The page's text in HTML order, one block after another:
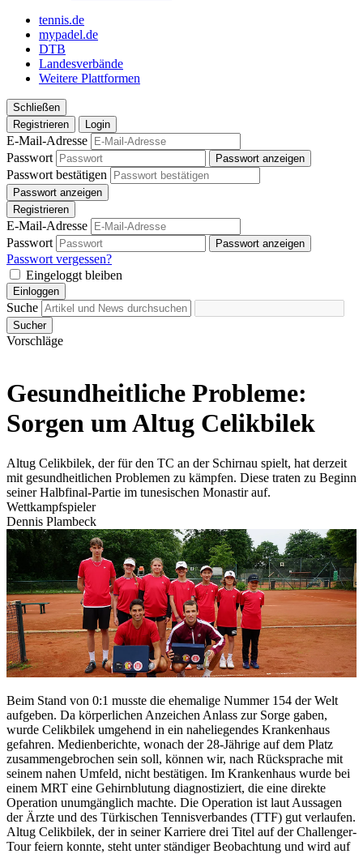
tennis.de
mypadel.de
DTB
Landesverbände
Weitere Plattformen
Schließen
Registrieren
Login
E-Mail-Adresse
Passwort
Passwort anzeigen
Passwort bestätigen
Passwort anzeigen
Registrieren
E-Mail-Adresse
Passwort
Passwort anzeigen
Passwort vergessen?
Eingeloggt bleiben
Einloggen
Suche
Sucher
Vorschläge
Gesundheitliche Probleme:
Sorgen um Altug Celikbilek
Altug Celikbilek, der für den TC an der Schirnau spielt, hat derzeit
mit gesundheitlichen Problemen zu kämpfen. Diese traten zu Beginn
seiner Halbfinal-Partie im tunesischen Monastir auf.
Wettkampfspieler
Dennis Plambeck
Beim Stand von 0:1 musste die ehemalige Nummer 154 der Welt
aufgeben. Da körperlichen Anzeichen Anlass zur Sorge gaben,
wurde Celikbilek umgehend in ein naheliegendes Krankenhaus
gefahren. Medienberichte, wonach der 28-Jährige auf dem Platz
zusammengebrochen sein soll, können wir, nach Rücksprache mit
seinem nahen Umfeld, nicht bestätigen. Im Krankenhaus wurde bei
einem MRT eine Gehirnblutung diagnostiziert, die eine direkte
Operation unumgänglich machte. Die Operation ist laut Aussagen
der Ärzte und des Türkischen Tennisverbandes (TTF) gut verlaufen.
Altug Celikbilek, der in seiner Karriere drei Titel auf der Challenger-
Tour feiern konnte, steht unter ständiger Beobachtung und wird auf